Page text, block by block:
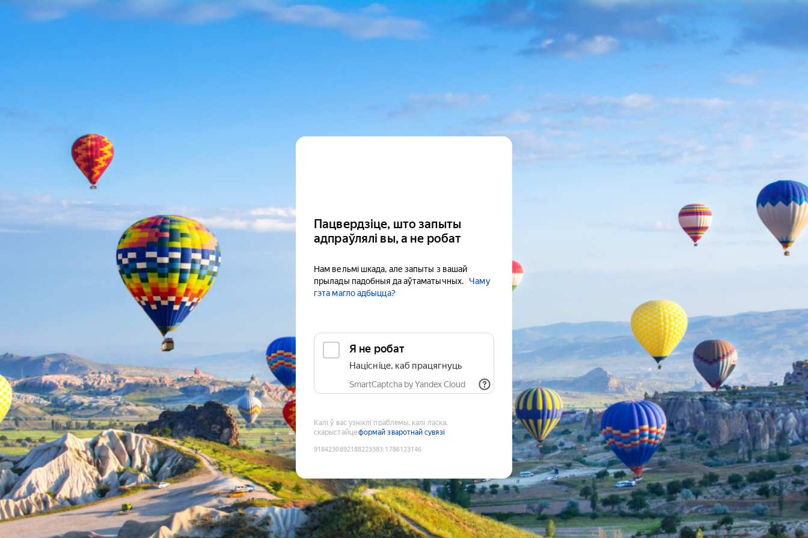
Пацвердзіце, што запыты
адпраўлялі вы, а не робат
Нам вельмі шкада, але запыты з вашай
прылады падобныя да аўтаматычных.
Чаму
гэта магло адбыцца?
Я не робат
Націсніце, каб працягнуць
SmartCaptcha by Yandex Cloud
Калі ў вас узніклі праблемы, калі ласка,
скарыстайцеформай зваротнай сувязі
9184230892188223383:1786123146